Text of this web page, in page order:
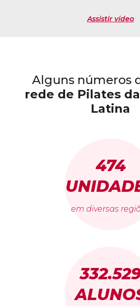
Assistir vídeo
Alguns números
rede de Pilates
Latina
474
em diversas